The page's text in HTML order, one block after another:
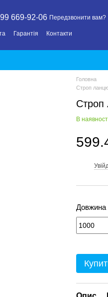
669-92-06 Передзвонити вам?
Гарантія Контакти
Головна
Строп
Строп
В
Довжина